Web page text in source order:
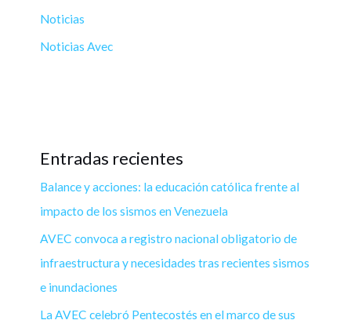
Noticias
Noticias Avec
Entradas recientes
Balance y acciones: la educación católica frente al
impacto de los sismos en Venezuela
AVEC convoca a registro nacional obligatorio de
infraestructura y necesidades tras recientes sismos
e inundaciones
La AVEC celebró Pentecostés en el marco de sus